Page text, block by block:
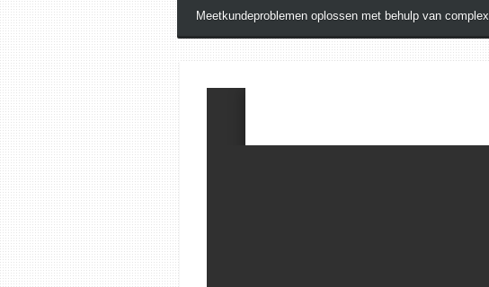
Meetkundeproblemen oplossen met behulp van